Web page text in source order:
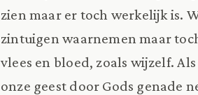
zien maar er toch werkelijk is.
zintuigen waarnemen maar
vlees en bloed, zoals wijzelf.
onze geest door Gods genade